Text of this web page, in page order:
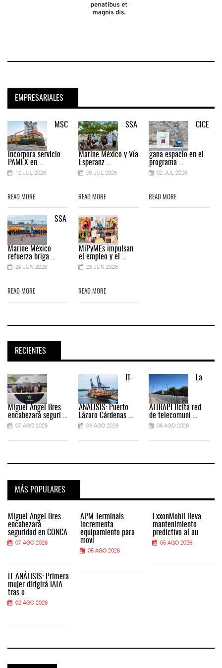
EMPRESARIALES
MSC
incorpora servicio
PAMEX en ...
12 JUL 2026
READ MORE
SSA
Marine México
refuerza briga ...
29 JUN 2026
READ MORE
SSA
Marine México y Vía
Esperanz ...
06 JUL 2026
READ MORE
MiPyMEs impulsan
el empleo y el ...
26 JUN 2026
READ MORE
CICE
gana espacio en el
programa ...
02 JUL 2026
READ MORE
RECIENTES
Miguel Ángel Bres
encabezará seguri ...
07 AGO 2026
IT-
ANÁLISIS: Puerto
Lázaro Cárdenas ...
06 AGO 2026
La
ATTRAPI licita red
de telecomuni ...
06 AGO 2026
MÁS POPULARES
Miguel Ángel Bres
encabezará
seguridad en CONCA
07 AGO 2026
IT-ANÁLISIS: Primera
mujer dirigirá IATA
tras o
02 AGO 2026
APM Terminals
incrementa
equipamiento para
movi
05 AGO 2026
ExxonMobil lleva
mantenimiento
predictivo al au
05 AGO 2026